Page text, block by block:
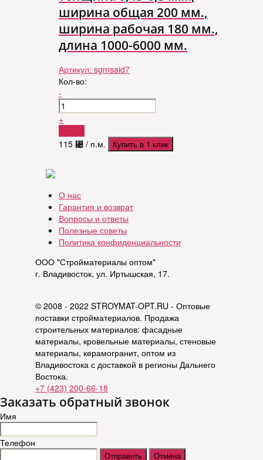
ширина общая 200 мм.,
ширина рабочая 180 мм.,
длина 1000-6000 мм.
Артикул: sgmsaid7
Кол-во:
-
+
115 ⃄ / п.м. Купить в 1 клик
О нас
Гарантия и возврат
Вопросы и ответы
Полезные советы
Политика конфиденциальности
ООО "Стройматериалы оптом"
г. Владивосток, ул. Иртышская, 17.
© 2008 - 2022 STROYMAT-OPT.RU - Оптовые
поставки стройматериалов. Продажа
строительных материалов: фасадные
материалы, кровельные материалы, стеновые
материалы, керамогранит, оптом из
Владивостока с доставкой в регионы Дальнего
Востока.
+7 (423) 200-66-18
Заказать обратный звонок
Имя
Телефон
Отправить Отмена